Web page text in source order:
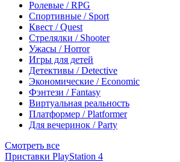
Ролевые / RPG
Спортивные / Sport
Квест / Quest
Стрелялки / Shooter
Ужасы / Horror
Игры для детей
Детективы / Detective
Экономические / Economic
Фэнтези / Fantasy
Виртуальная реальность
Платформер / Platformer
Для вечеринок / Party
Смотреть все
Приставки PlayStation 4